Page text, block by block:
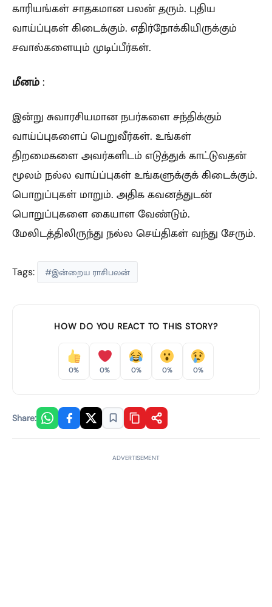
காரியங்கள் சாதகமான பலன் தரும். புதிய
வாய்ப்புகள் கிடைக்கும். எதிர்நோக்கியிருக்கும்
சவால்களையும் முடிப்பீர்கள்.
மீனம் :
இன்று சுவாரசியமான நபர்களை சந்திக்கும்
வாய்ப்புகளைப் பெறுவீர்கள். உங்கள்
திறமைகளை அவர்களிடம் எடுத்துக் காட்டுவதன்
மூலம் நல்ல வாய்ப்புகள் உங்களுக்குக் கிடைக்கும்.
பொறுப்புகள் மாறும். அதிக கவனத்துடன்
பொறுப்புகளை கையாள வேண்டும்.
மேலிடத்திலிருந்து நல்ல செய்திகள் வந்து சேரும்.
Tags: #இன்றைய ராசிபலன்
HOW DO YOU REACT TO THIS STORY?
0% 0% 0% 0% 0%
Share:
ADVERTISEMENT